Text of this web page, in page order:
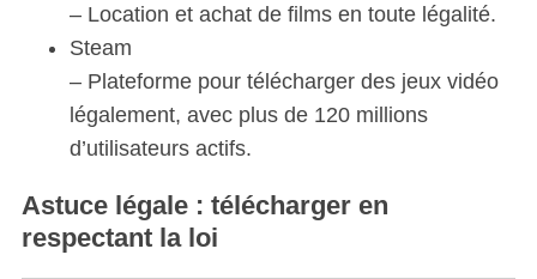
– Location et achat de films en toute légalité.
Steam
– Plateforme pour télécharger des jeux vidéo
légalement, avec plus de 120 millions
d’utilisateurs actifs.
Astuce légale : télécharger en
respectant la loi